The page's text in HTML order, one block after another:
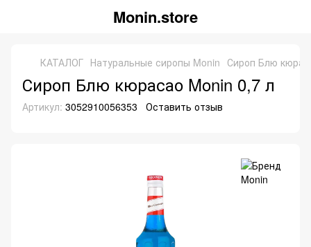
Monin.store
КАТАЛОГ Натуральные сиропы Monin Сироп Блю
Сироп Блю кюрасао Monin 0,7 л
Артикул: 3052910056353 Оставить отзыв